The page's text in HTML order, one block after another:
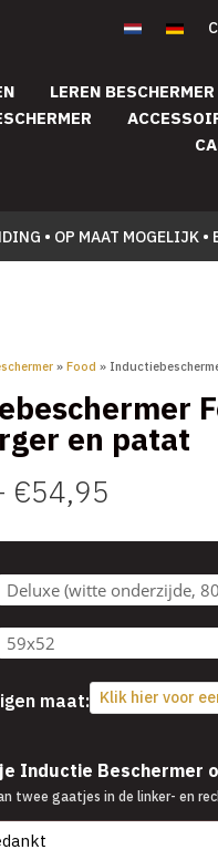
LEREN BESCHERMER
• OP MAAT MOGELIJK •
» Food »
en patat
€54,95
€54,95
maat: Klik hier voor
Inductie Beschermer
twee gaatjes in de linker- en